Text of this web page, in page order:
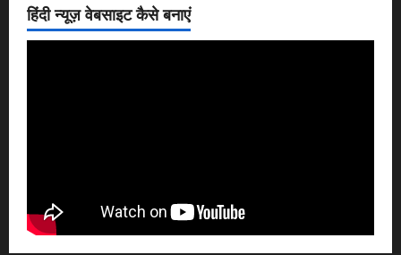
हिंदी न्यूज़ वेबसाइट कैसे बनाएं